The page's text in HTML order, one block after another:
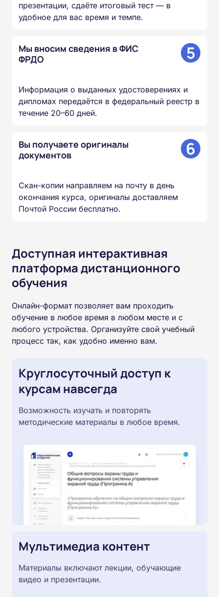
презентации, сдаёте итоговый тест — в
удобное для вас время и темпе.
Мы вносим сведения в ФИС
ФРДО
5
Информация о выданных удостоверениях и
дипломах передаётся в федеральный реестр в
течение 20–60 дней.
Вы получаете оригиналы
документов
6
Скан-копии направляем на почту в день
окончания курса, оригиналы доставляем
Почтой России бесплатно.
Доступная интерактивная
платформа дистанционного
обучения
Онлайн-формат позволяет вам проходить
обучение в любое время в любом месте и с
любого устройства. Организуйте свой учебный
процесс так, как удобно именно вам.
Круглосуточный доступ к
курсам навсегда
Возможность изучать и повторять
методические материалы в любое время.
Мультимедиа контент
Материалы включают лекции, обучающие
видео и презентации.